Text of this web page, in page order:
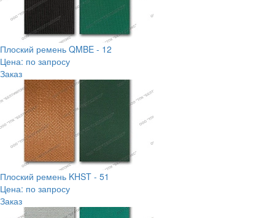
Плоский ремень QMBE - 12
Цена: по запросу
Заказ
Плоский ремень KHST - 51
Цена: по запросу
Заказ